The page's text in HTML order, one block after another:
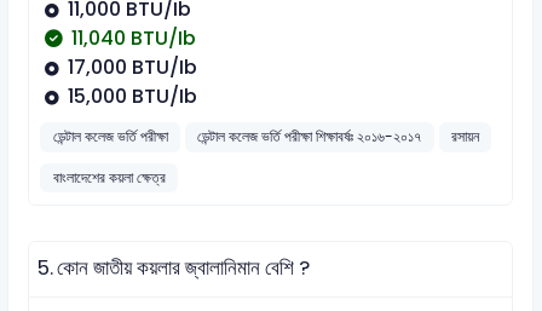
11,000 BTU/Ib
11,040 BTU/Ib
17,000 BTU/Ib
15,000 BTU/Ib
ডেন্টাল কলেজ ভর্তি পরীক্ষা ডেন্টাল কলেজ ভর্তি পরীক্ষা শিক্ষাবর্ষঃ ২০১৬-২০১৭
রসায়ন
বাংলাদেশের কয়লা ক্ষেত্র
5.কোন জাতীয় কয়লার জ্বালানিমান বেশি ?